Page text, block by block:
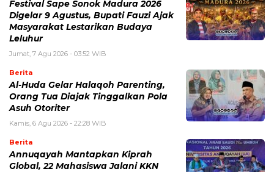
Festival Sape Sonok Madura 2026
Digelar 9 Agustus, Bupati Fauzi Ajak
Masyarakat Lestarikan Budaya
Leluhur
Jumat, 7 Agu 2026 - 03:52 WIB
Berita
Al-Huda Gelar Halaqoh Parenting,
Orang Tua Diajak Tinggalkan Pola
Asuh Otoriter
Kamis, 6 Agu 2026 - 22:28 WIB
Berita
Annuqayah Mantapkan Kiprah
Global, 22 Mahasiswa Jalani KKN